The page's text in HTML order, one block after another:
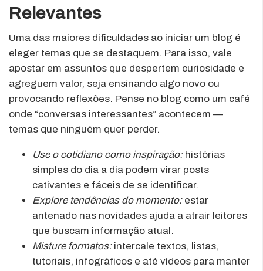
Relevantes
Uma das maiores dificuldades ao iniciar um blog é
eleger temas que se destaquem. Para isso, vale
apostar em assuntos que despertem curiosidade e
agreguem valor, seja ensinando algo novo ou
provocando reflexões. Pense no blog como um café
onde “conversas interessantes” acontecem —
temas que ninguém quer perder.
Use o cotidiano como inspiração:histórias
simples do dia a dia podem virar posts
cativantes e fáceis de se identificar.
Explore tendências do momento:estar
antenado nas novidades ajuda a atrair leitores
que buscam informação atual.
Misture formatos:intercale textos, listas,
tutoriais, infográficos e até vídeos para manter